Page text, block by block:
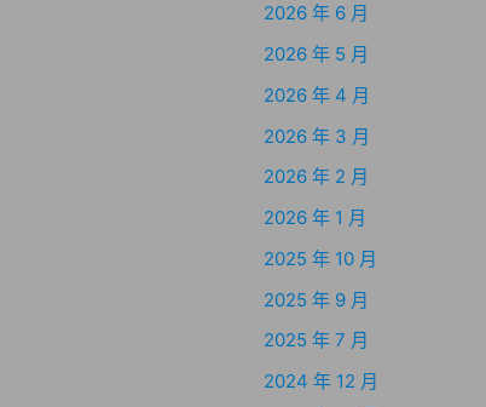
2026 年 6 月
2026 年 5 月
2026 年 4 月
2026 年 3 月
2026 年 2 月
2026 年 1 月
2025 年 10 月
2025 年 9 月
2025 年 7 月
2024 年 12 月